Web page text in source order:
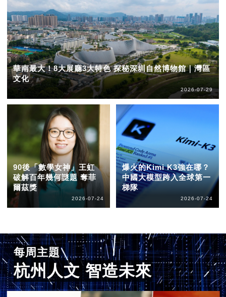
華南最大！8大展廳3大特色 探秘深圳自然博物館｜灣區
文化
2026-07-29
90後「數學女神」王虹
破解百年幾何謎題 奪菲
爾茲獎
2026-07-24
爆火的Kimi K3強在哪？
中國大模型跨入全球第一
梯隊
2026-07-24
每周主題
杭州人文 智造未來